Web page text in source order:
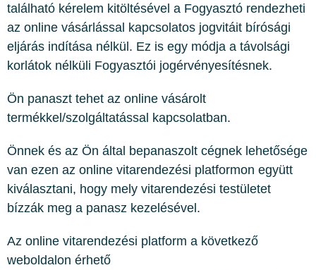
található kérelem kitöltésével a Fogyasztó rendezheti
az online vásárlással kapcsolatos jogvitáit bírósági
eljárás indítása nélkül. Ez is egy módja a távolsági
korlátok nélküli Fogyasztói jogérvényesítésnek.
Ön panaszt tehet az online vásárolt
termékkel/szolgáltatással kapcsolatban.
Önnek és az Ön által bepanaszolt cégnek lehetősége
van ezen az online vitarendezési platformon együtt
kiválasztani, hogy mely vitarendezési testületet
bízzák meg a panasz kezelésével.
Az online vitarendezési platform a következő
weboldalon érhető